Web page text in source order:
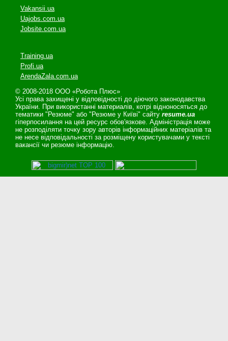
Vakansii.ua
Uajobs.com.ua
Jobsite.com.ua
Training.ua
Profi.ua
ArendaZala.com.ua
© 2008-2018 ООО «Робота Плюс»
Усі права захищені у відповідності до діючого законодавства
України. При використанні материалів, котрі відноносяться до
тематики "Резюме" або "Резюме у Київі" сайту resume.ua
гіперпосилання на цей ресурс обов'язкове. Адміністрація може
не розподіляти точку зору авторів інформаційних матеріалів та
не несе відповідальності за розміщену користувачами у тексті
вакансії чи резюме інформацію.